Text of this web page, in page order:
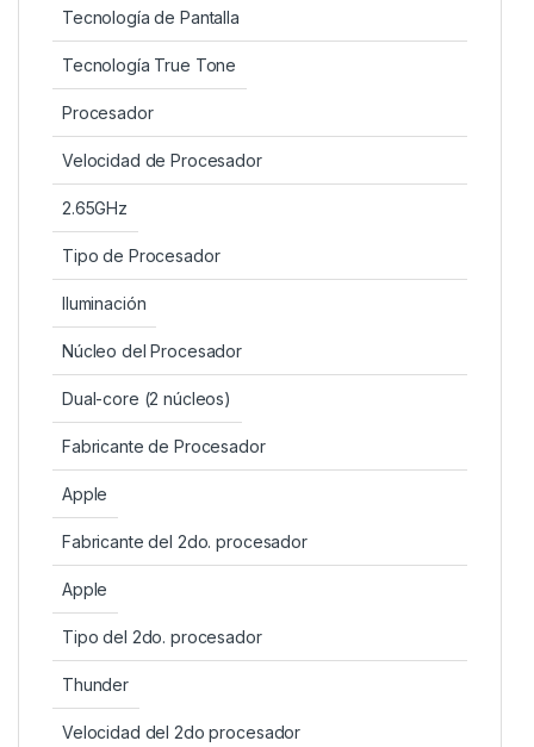
Tecnología de Pantalla
Tecnología True Tone
Procesador
Velocidad de Procesador
2.65GHz
Tipo de Procesador
Iluminación
Núcleo del Procesador
Dual-core (2 núcleos)
Fabricante de Procesador
Apple
Fabricante del 2do. procesador
Apple
Tipo del 2do. procesador
Thunder
Velocidad del 2do procesador